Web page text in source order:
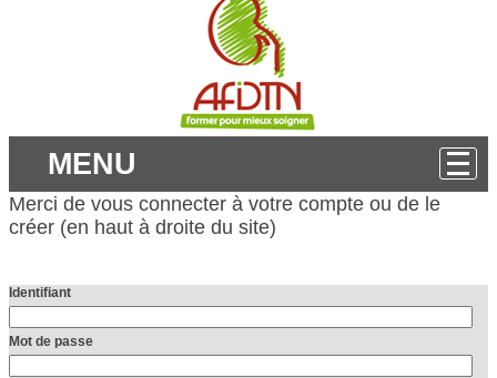
MENU
Merci de vous connecter à votre compte ou de le
créer (en haut à droite du site)
Identifiant
Mot de passe